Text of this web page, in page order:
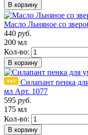
В корзину
Масло Льняное со
440 руб.
200 мл
Кол-во:
В корзину
Силапант пенка
мл Арт. 1077
595 руб.
175 мл
Кол-во:
В корзину